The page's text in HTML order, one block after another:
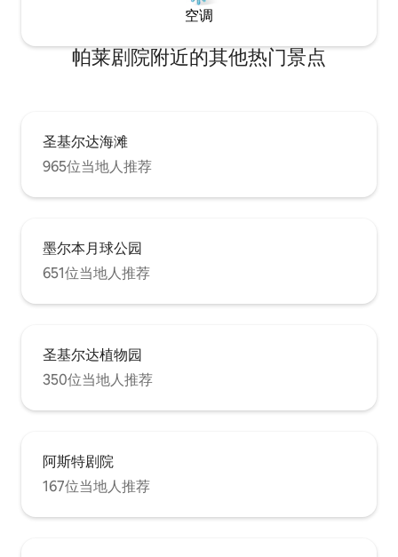
空调
帕莱剧院附近的其他热门景点
圣基尔达海滩
965位当地人推荐
墨尔本月球公园
651位当地人推荐
圣基尔达植物园
350位当地人推荐
阿斯特剧院
167位当地人推荐